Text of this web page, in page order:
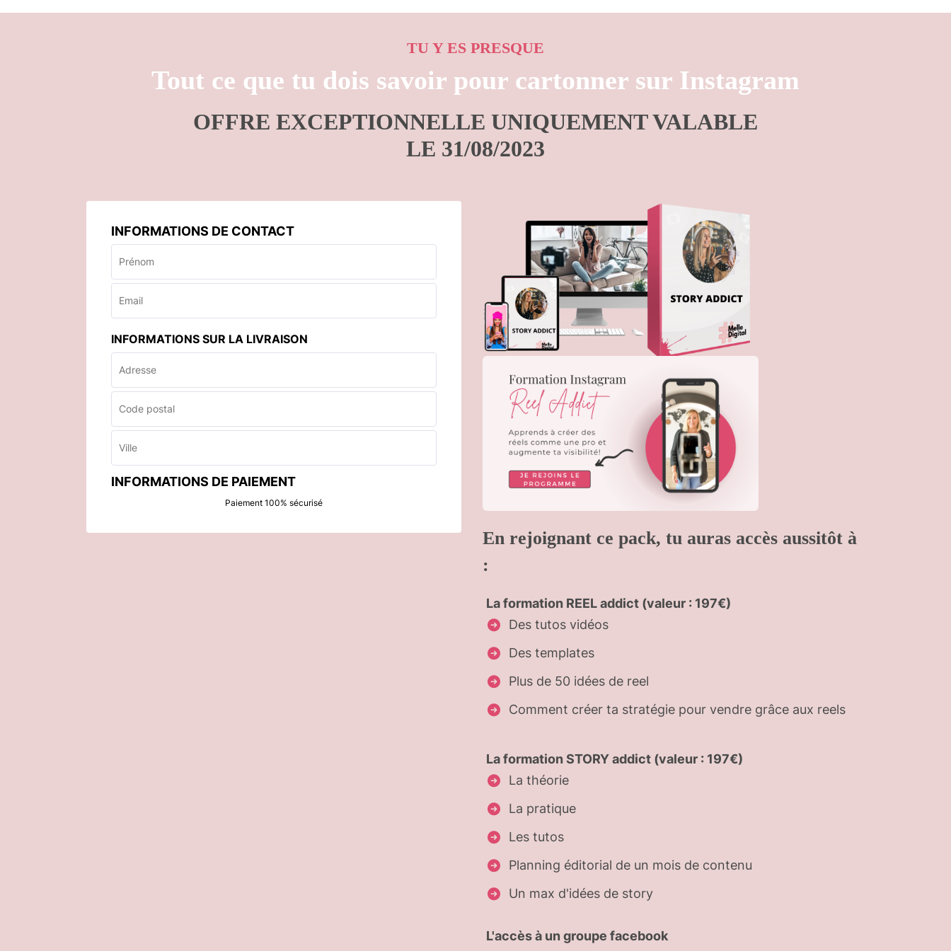
TU Y ES PRESQUE
Tout ce que tu dois savoir pour cartonner sur Instagram
OFFRE EXCEPTIONNELLE UNIQUEMENT VALABLE
LE 31/08/2023
INFORMATIONS DE CONTACT
INFORMATIONS SUR LA LIVRAISON
INFORMATIONS DE PAIEMENT
Paiement 100% sécurisé
En rejoignant ce pack, tu auras accès aussitôt à
:
La formation REEL addict(valeur : 197€)
Des tutos vidéos
Des templates
Plus de 50 idées de reel
Comment créer ta stratégie pour vendre grâce aux reels
La formationSTORY addict(valeur : 197€)
La théorie
La pratique
Les tutos
Planning éditorial de un mois de contenu
Un max d'idées de story
L'accès à un groupe facebook